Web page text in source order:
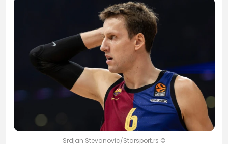
Srdjan Stevanovic/Starsport.rs ©